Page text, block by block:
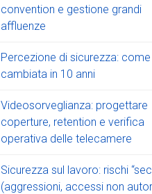
convention e gestione grandi
affluenze
Percezione di sicurezza: come
cambiata in 10 anni
Videosorveglianza: progettare
coperture, retention e verifica
operativa delle telecamere
Sicurezza sul lavoro: rischi
(aggressioni, accessi non